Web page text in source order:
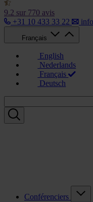
9.2 sur 770 avis
+31 10 433 33 22
Français
English
Nederlands
Français
Deutsch
Conférenciers